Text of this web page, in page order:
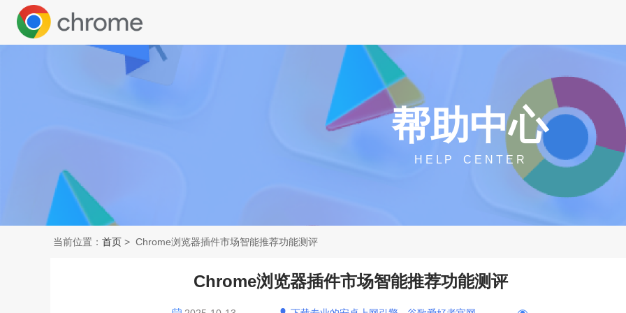
帮助中心
H E L P C E N T E R
当前位置： 首页 > Chrome浏览器插件市场智能推荐功能测评
Chrome浏览器插件市场智能推荐功能测评